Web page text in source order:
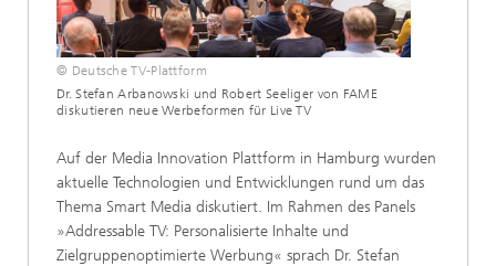
© Deutsche TV-Plattform
Dr. Stefan Arbanowski und Robert Seeliger von FAME
diskutieren neue Werbeformen für Live TV
Auf der Media Innovation Plattform in Hamburg wurden
aktuelle Technologien und Entwicklungen rund um das
Thema Smart Media diskutiert. Im Rahmen des Panels
»Addressable TV: Personalisierte Inhalte und
Zielgruppenoptimierte Werbung« sprach Dr. Stefan